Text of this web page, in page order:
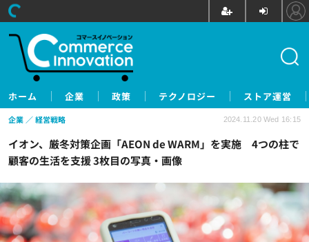
ホーム 企業 政策 テクノロジー ストア運営
イオン、厳冬対策企画「AEON de WARM」を実施 4つの柱で
顧客の生活を支援 3枚目の写真・画像
企業 経営戦略 2024.11.20 Wed 16:15